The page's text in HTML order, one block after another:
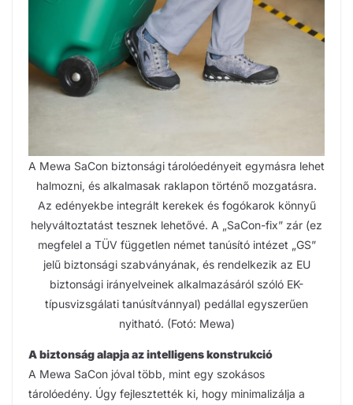
A Mewa SaCon biztonsági tárolóedényeit egymásra lehet
halmozni, és alkalmasak raklapon történő mozgatásra.
Az edényekbe integrált kerekek és fogókarok könnyű
helyváltoztatást tesznek lehetővé. A „SaCon-fix” zár (ez
megfelel a TÜV független német tanúsító intézet „GS”
jelű biztonsági szabványának, és rendelkezik az EU
biztonsági irányelveinek alkalmazásáról szóló EK-
típusvizsgálati tanúsítvánnyal) pedállal egyszerűen
nyitható. (Fotó: Mewa)
A biztonság alapja az intelligens konstrukció
A Mewa SaCon jóval több, mint egy szokásos
tárolóedény. Úgy fejlesztették ki, hogy minimalizálja a